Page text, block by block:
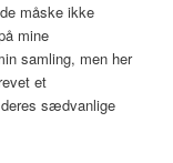
måske ikke
mine
samling, men her
et
sædvanlige